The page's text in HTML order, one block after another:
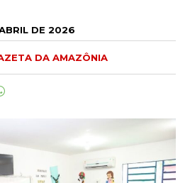
DE 2026
DA AMAZÔNIA